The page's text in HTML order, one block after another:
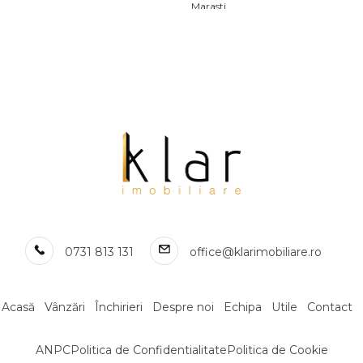
Marasti
Gara
Apartamente de vanzare in Cluj-
Sopor
de vanzare in Cluj-Napoca Iris
de vanzare in Cluj-Napoca
de vanzare in Cluj-Napoca
Spatii comerciale de vanzare in Cluj-
Central
Spatii comerciale de vanzare in Cluj-
Spatii comerciale de vanzare in Cluj-
0731 813 131 office@klarimobiliare.ro
Acasă Vânzări Închirieri Despre noi Echipa Utile Contact
ANPCPolitica de ConfidentialitatePolitica de Cookie